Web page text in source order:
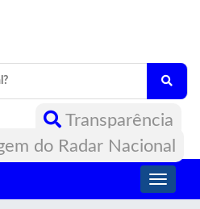
Transparência
Toggle